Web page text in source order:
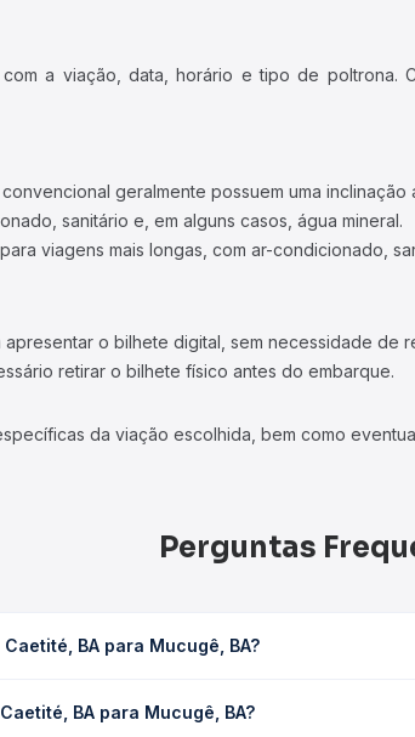
a viação, data, horário e tipo de poltrona.
geralmente possuem uma inclinação
sanitário e, em alguns casos, água mineral.
viagens mais longas, com ar-condicionado,
apresentar o bilhete digital, sem necessidade de
retirar o bilhete físico antes do embarque.
da viação escolhida, bem como
Perguntas
BA para Mucugê, BA?
consulta os horários disponíveis e vê a
BA para Mucugê, BA?